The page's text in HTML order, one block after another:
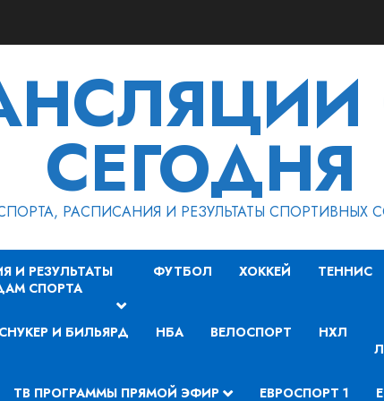
СЕГОДНЯ
РАСПИСАНИЯ И РЕЗУЛЬТАТЫ СПОРТИВНЫХ
И РЕЗУЛЬТАТЫ
СПОРТА
ФУТБОЛ ХОККЕЙ ТЕННИС
СНУКЕР И БИЛЬЯРД НБА ВЕЛОСПОРТ НХЛ
ТВ ПРОГРАММЫ ПРЯМОЙ ЭФИР ЕВРОСПОРТ 1